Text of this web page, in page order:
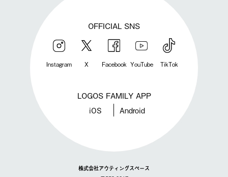
OFFICIAL SNS
Instagram X Facebook YouTube TikTok
LOGOS FAMILY APP
iOS Android
株式会社アウティングスペース